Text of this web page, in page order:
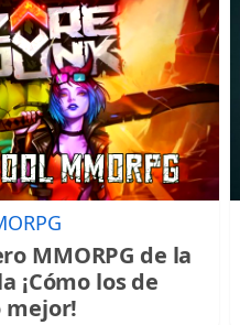
MMORPG de la
¡Cómo los de
mejor!